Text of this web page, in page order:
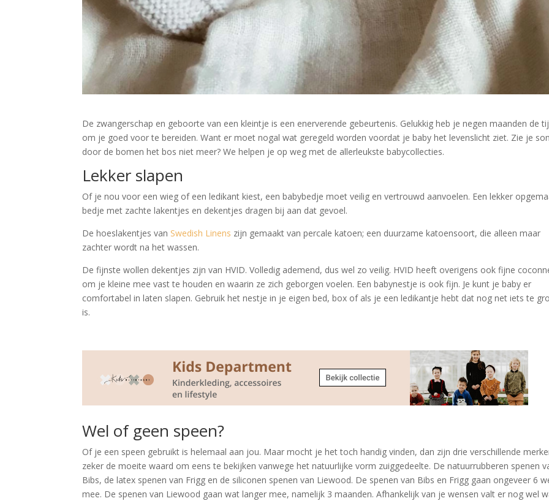
De zwangerschap en geboorte van een kleintje is een enerverende gebeurtenis. Gelukkig heb je negen maanden de
om je goed voor te bereiden. Want er moet nogal wat geregeld worden voordat je baby het levenslicht ziet. Zie je
door de bomen het bos niet meer? We helpen je op weg met de allerleukste babycollecties.
Lekker slapen
Of je nou voor een wieg of een ledikant kiest, een babybedje moet veilig en vertrouwd aanvoelen. Een lekker
bedje met zachte lakentjes en dekentjes dragen bij aan dat gevoel.
De hoeslakentjes van Swedish Linens zijn gemaakt van percale katoen; een duurzame katoensoort, die alleen maar
zachter wordt na het wassen.
De fijnste wollen dekentjes zijn van HVID. Volledig ademend, dus wel zo veilig. HVID heeft overigens ook fijne
om je kleine mee vast te houden en waarin ze zich geborgen voelen. Een babynestje is ook fijn. Je kunt je baby er
comfortabel in laten slapen. Gebruik het nestje in je eigen bed, box of als je een ledikantje hebt dat nog net iets te
is.
Wel of geen speen?
Of je een speen gebruikt is helemaal aan jou. Maar mocht je het toch handig vinden, dan zijn drie verschillende
zeker de moeite waard om eens te bekijken vanwege het natuurlijke vorm zuiggedeelte. De natuurrubberen spenen
Bibs, de latex spenen van Frigg en de siliconen spenen van Liewood. De spenen van Bibs en Frigg gaan ongeveer 6
mee. De spenen van Liewood gaan wat langer mee, namelijk 3 maanden. Afhankelijk van je wensen valt er nog wel